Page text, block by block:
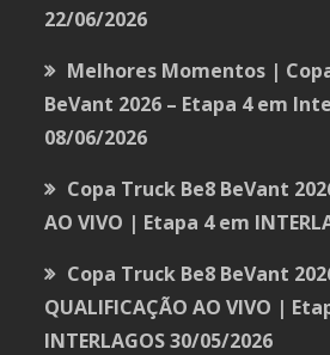
22/06/2026
Melhores Momentos |
BeVant 2026 – Etapa 4 em
08/06/2026
Copa Truck Be8 BeVant
AO VIVO | Etapa 4 em
Copa Truck Be8 BeVant
QUALIFICAÇÃO AO VIVO |
INTERLAGOS 30/05/2026